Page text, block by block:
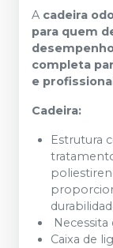
A cadeira
para quem
completa
e
Cadeira:
Estrutura
Caixa de